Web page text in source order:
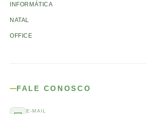
INFORMÁTICA
NATAL
OFFICE
FALE CONOSCO
E-MAIL